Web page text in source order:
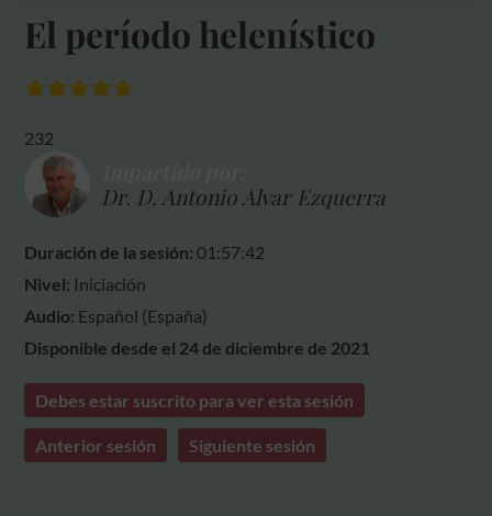
El período helenístico
232
Dr. D. Antonio Alvar Ezquerra
Duración de la sesión:01:57:42
Nivel: Iniciación
Audio: Español (España)
Disponible desde el 24 de diciembre de 2021
Debes estar suscrito para ver esta sesión
Anterior sesión Siguiente sesión